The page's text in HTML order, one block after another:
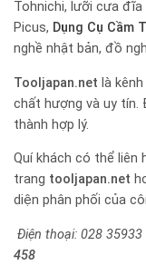
Tohnichi, lưỡi cưa
Picus, Dụng Cụ Cầm
nghề nhật bản, đồ
Tooljapan.net là
chất hượng và uy tín.
thành hợp lý.
Quí khách có thể liên
trang tooljapan.net
diện phân phối của
Điện thoại: 028
458